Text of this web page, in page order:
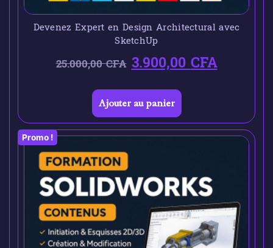
Devenez Expert en Design Architectural avec
SketchUp
25.000,00CFA 3.900,00CFA
Ajouter au panier
Promo !